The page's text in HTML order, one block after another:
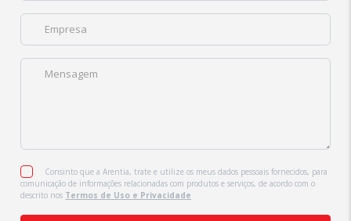
Consinto que a Arentia, trate e utilize os meus dados pessoais fornecidos, para
comunicação de informações relacionadas com produtos e serviços, de acordo com o
descrito nos Termos de Uso e Privacidade